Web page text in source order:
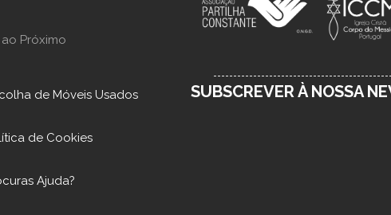
Próximo
de Móveis Usados
de Cookies
Ajuda?
SUBSCREVER À NOSSA